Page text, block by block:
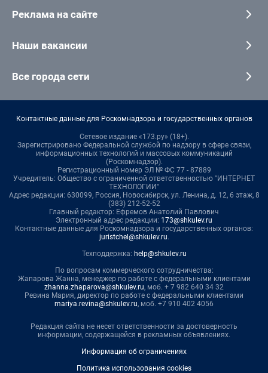
Реклама на сайте
Наши вакансии
Все города сети
Контактные данные для Роскомнадзора и государственных органов
Сетевое издание «173.ру» (18+).
Зарегистрировано Федеральной службой по надзору в сфере связи,
информационных технологий и массовых коммуникаций
(Роскомнадзор).
Регистрационный номер ЭЛ № ФС 77 - 87889
Учредитель: Общество с ограниченной ответственностью "ИНТЕРНЕТ
ТЕХНОЛОГИИ"
Адрес редакции: 630099, Россия, Новосибирск, ул. Ленина, д. 12, 6 этаж, 8
(383) 212-52-52
Главный редактор: Ефремов Анатолий Павлович
Электронный адрес редакции: 173@shkulev.ru
Контактные данные для Роскомнадзора и государственных органов:
juristchel@shkulev.ru.
Техподдержка: help@shkulev.ru
По вопросам коммерческого сотрудничества:
Жапарова Жанна, менеджер по работе с федеральными клиентами
zhanna.zhaparova@shkulev.ru, моб. + 7 982 640 34 32
Ревина Мария, директор по работе с федеральными клиентами
mariya.revina@shkulev.ru, моб. +7 910 402 4056
Редакция сайта не несет ответственности за достоверность
информации, содержащейся в рекламных объявлениях.
Информация об ограничениях
Политика использования cookies